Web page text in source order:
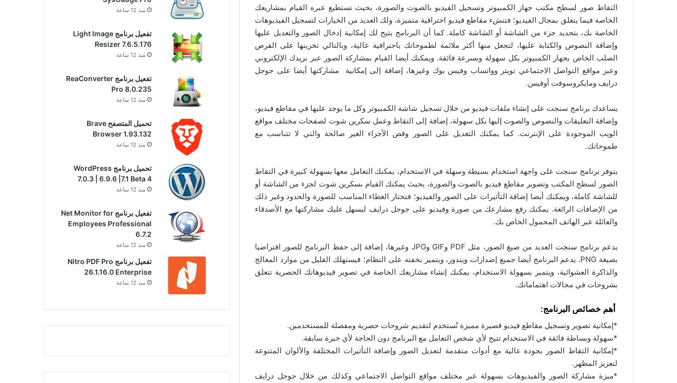
التقاط صور لسطح مكتب جهاز الكمبيوتر وتسجيل الفيديو بالصوت والصورة، بحيث تستطيع عبره القيام بمشاريعك
الخاصة فيما يتعلق بمجال الفيديو؛ فتنشء مقاطع فيديو احترافية متميزة، ولك العديد من الخيارات لتسجيل الفيديوهات
الخاصة بك، بتحديد جزء من الشاشة أو الشاشة كاملة. كما أن البرنامج يتيح لك إمكانية إدخال الصور والتعديل عليها
وإضافة النصوص والكتابة عليها، لتجعل منها أكثر ملائمة لطموحاتك باحترافية عالية، وبالتالي تخزينها على القرص
الصلب الخاص بجهاز الكمبيوتر بكل سهولة وبسرعة فائقة. ويمكنك أيضا القيام بمشاركة الصور عبر بريدك الإلكتروني
وعبر مواقع التواصل الاجتماعي تويتر وواتساب وفيس بوك وغيرها، إضافة إلى إمكانية مشاركتها أيضا على جوجل
درايف ومايكروسوفت أوفيس.
يساعدك برنامج سنجت على إنشاء ملفات فيديو من خلال تسجيل شاشة الكمبيوتر وكل ما يوجد عليها في مقاطع فيديو،
وإضافة التعليقات والنصوص والصوت إليها بكل سهولة، إضافة إلى التقاط وعمل سكرين شوت لصفحات مختلف مواقع
الويب الموجودة على الإنترنت. كما يمكنك التعديل على الصور وقص الأجزاء الغير صالحة والتي لا تتناسب مع
طموحاتك.
يتوفر برنامج سنجت على واجهة استخدام بسيطة وسهلة في الاستخدام، يمكنك التعامل معها بسهولة كبيرة في التقاط
الصور لسطح المكتب وتصوير مقاطع فيديو بالصوت والصورة، بحيث يمكنك القيام بسكرين شوت لجزء من الشاشة أو
للشاشة كاملة، ويمكنك أيضا إضافة التأثيرات على الصور والفيديو؛ فتختار الغطاء المناسب للصورة والحدود وغير ذلك
من الإضافات الرائعة. يمكنك رفع مشارعك من صورة وفيديو على جوجل درايف ليسهل عليك مشاركتها مع الأصدقاء
والعائلة عبر الهاتف المحمول الخاص بك.
يدعم برنامج سنجت العديد من صيغ الصور، مثل PDF وGIF وJPG وغيرها، إضافة إلى حفظ البرنامج للصور افتراضيا
بصيغة PNG. يدعم البرنامج أيضا جميع إصدارات ويندوز، ويتميز بخفته على النظام؛ فيستهلك القليل من موارد المعالج
والذاكرة العشوائية، ويتميز بسهولة الاستخدام، يمكنك إنشاء مشاريعك الخاصة في تصوير فيديوهاتك الحصرية تتعلق
بشروحات في مجالات اهتماماتك.
أهم خصائص البرنامج:
*إمكانية تصوير وتسجيل مقاطع فيديو قصيرة مميزة تُستخدم لتقديم شروحات حصرية ومفصلة للمستخدمين.
*سهولة وبساطة فائقة في الاستخدام تتيح لأي شخص التعامل مع البرنامج دون الحاجة لأي خبرة سابقة.
*إمكانية التقاط الصور بجودة عالية مع أدوات متقدمة لتعديل الصور وإضافة التأثيرات المختلفة والألوان المتنوعة
لتعزيز المظهر.
*ميزة مشاركة الصور والفيديوهات بسهولة عبر مختلف مواقع التواصل الاجتماعي وكذلك من خلال جوجل درايف
منذ 12 ساعة
تفعيل برنامج Light Image
Resizer 7.6.5.176
منذ 12 ساعة
تفعيل برنامج ReaConverter
Pro 8.0.235
منذ 12 ساعة
تحميل المتصفح Brave
Browser 1.93.132
منذ 12 ساعة
تحميل برنامج WordPress
7.0.3 | 6.9.6 |7.1 Beta 4
منذ 12 ساعة
تفعيل برنامج Net Monitor for
Employees Professional
6.7.2
منذ 12 ساعة
تفعيل برنامج Nitro PDF Pro
26.1.16.0 Enterprise
منذ 12 ساعة